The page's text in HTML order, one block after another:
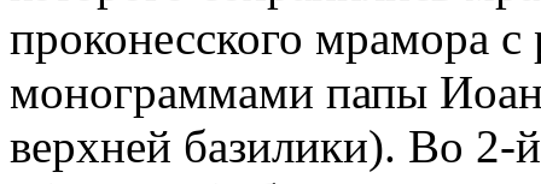
проконесского мрамора
монограммами папы
верхней базилики). Во